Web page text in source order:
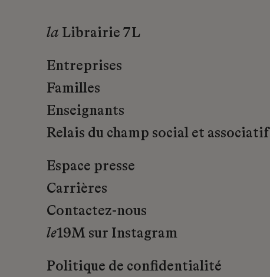
la Librairie 7L
Entreprises
Familles
Enseignants
Relais du champ social et associatif
Espace presse
Carrières
Contactez-nous
le19M sur Instagram
Politique de confidentialité